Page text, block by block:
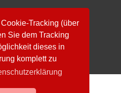
Tracking (über
Sie dem Tracking
dieses in
komplett zu